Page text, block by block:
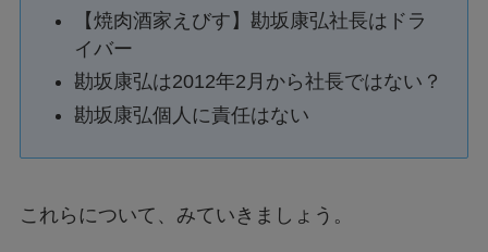
【焼肉酒家えびす】勘坂康弘社長はドラ
イバー
勘坂康弘は2012年2月から社長ではない？
勘坂康弘個人に責任はない
これらについて、みていきましょう。